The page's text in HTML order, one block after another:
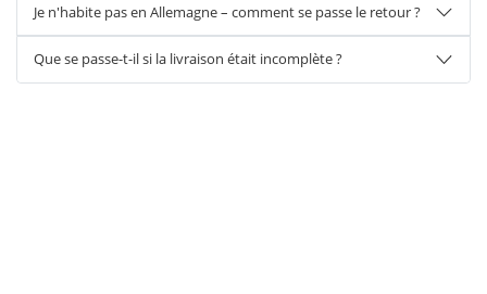
Je n'habite pas en Allemagne – comment se passe le retour ?
Que se passe-t-il si la livraison était incomplète ?